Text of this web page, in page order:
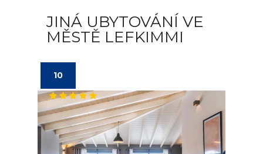
JINÁ UBYTOVÁNÍ VE
MĚSTĚ LEFKIMMI
10